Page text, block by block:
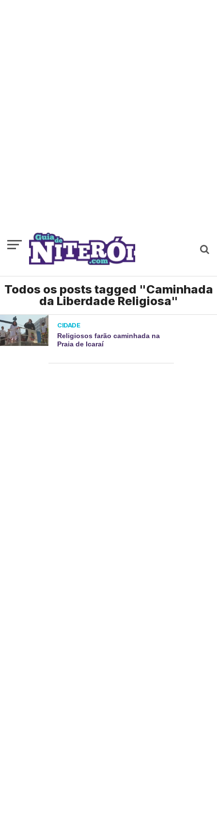
Todos os posts tagged "Caminhada
da Liberdade Religiosa"
CIDADE
Religiosos farão caminhada na
Praia de Icaraí